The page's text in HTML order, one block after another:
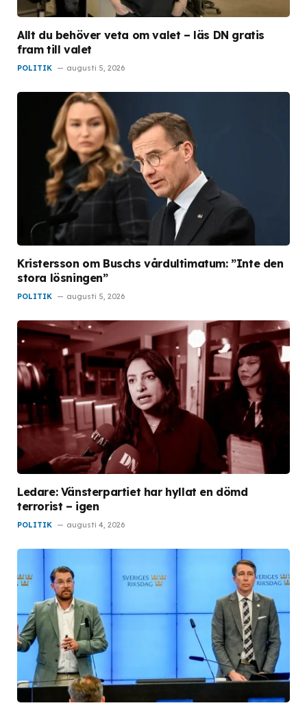
Allt du behöver veta om valet – läs DN gratis
fram till valet
POLITIK augusti 5, 2026
Kristersson om Buschs vårdultimatum: ”Inte den
stora lösningen”
POLITIK augusti 5, 2026
Ledare: Vänsterpartiet har hyllat en dömd
terrorist – igen
POLITIK augusti 4, 2026